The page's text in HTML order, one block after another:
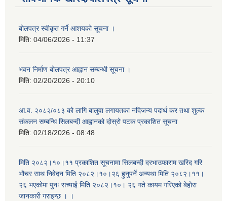
बोलपत्र स्वीकृत गर्ने आशयको सूचना ।
मिति: 04/06/2026 - 11:37
भवन निर्माण बोलपत्र आह्वान सम्बन्धी सूचना ।
मिति: 02/20/2026 - 20:10
आ.व. २०८२/०८३ को लागि बालुवा लगायतका नदिजन्य पदार्थ कर तथा शुल्क
संकलन सम्बन्धि सिलबन्दी आह्वानको दोस्रो पटक प्रकाशित सूचना
मिति: 02/18/2026 - 08:48
मिति २०८२।१०।११ प्रकाशित सूचनामा सिलबन्दी दरभाउफाराम खरिद गरि
भौचर साथ निवेदन मिति २०८२।१०।२६ हुनुपर्ने अन्यथा मिति २०८२।११।
२६ भएकोमा पुनः सच्याई मिति २०८२।१०। २६ गते कायम गरिएको बेहोरा
जानकारी गराइन्छ । ।